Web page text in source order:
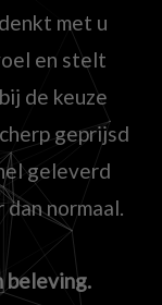
met u
en stelt
de keuze
geprijsd
geleverd
normaal.
beleving.